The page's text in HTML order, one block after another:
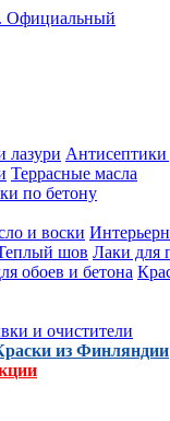
лазури Антисептики
Террасные масла
по бетону
и воски
шов Лаки для
обоев и бетона
и очистители
из Финляндии